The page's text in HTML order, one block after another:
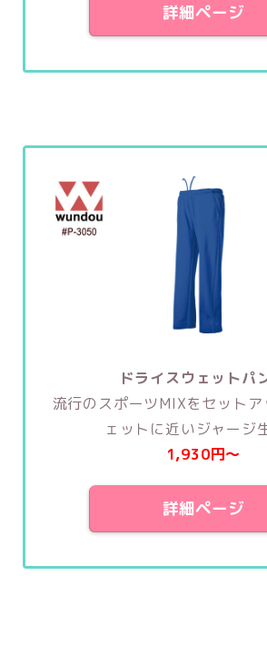
詳細ページ
ドライスウェットパ
流行のスポーツMIXをセットア
ェットに近いジャージ
1,930円〜
詳細ページ